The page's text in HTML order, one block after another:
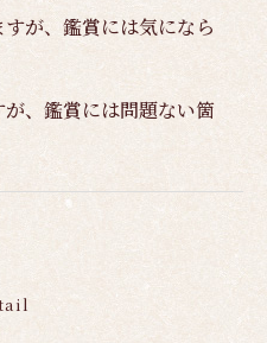
が、鑑賞には気になら
、鑑賞には問題ない箇